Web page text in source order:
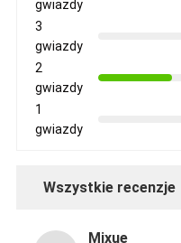
gwiazdy
3
gwiazdy
2
gwiazdy
1
gwiazdy
Wszystkie recenzje
Mixue